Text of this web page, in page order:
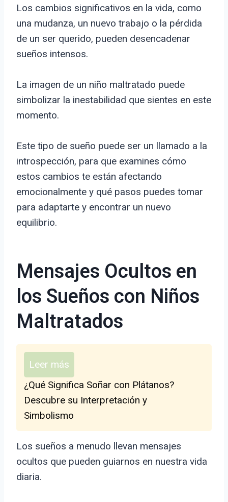
Los cambios significativos en la vida, como
una mudanza, un nuevo trabajo o la pérdida
de un ser querido, pueden desencadenar
sueños intensos.
La imagen de un niño maltratado puede
simbolizar la inestabilidad que sientes en este
momento.
Este tipo de sueño puede ser un llamado a la
introspección, para que examines cómo
estos cambios te están afectando
emocionalmente y qué pasos puedes tomar
para adaptarte y encontrar un nuevo
equilibrio.
Mensajes Ocultos en
los Sueños con Niños
Maltratados
Leer más
¿Qué Significa Soñar con Plátanos?
Descubre su Interpretación y
Simbolismo
Los sueños a menudo llevan mensajes
ocultos que pueden guiarnos en nuestra vida
diaria.